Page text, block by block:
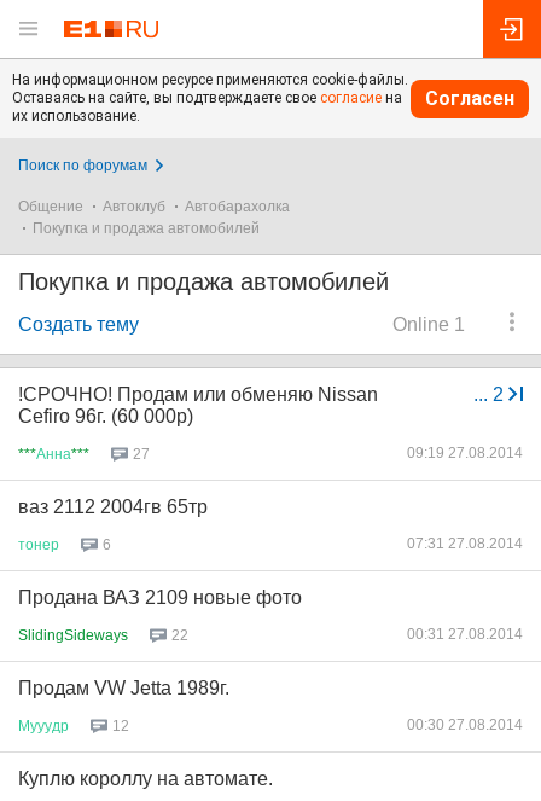
На информационном ресурсе применяются cookie-файлы.
Оставаясь на сайте, вы подтверждаете свое согласие на
их использование.
Согласен
Поиск по форумам
Общение Автоклуб
Автобарахолка
Покупка и продажа автомобилей
Покупка и продажа автомобилей
Online 1
Создать тему
... 2
!СРОЧНО! Продам или обменяю Nissan
Cefiro 96г. (60 000р)
***Анна*** 27 09:19 27.08.2014
ваз 2112 2004гв 65тр
тонер 6 07:31 27.08.2014
Продана ВАЗ 2109 новые фото
SlidingSideways 22 00:31 27.08.2014
Продам VW Jetta 1989г.
Мууудр 12 00:30 27.08.2014
Куплю короллу на автомате.